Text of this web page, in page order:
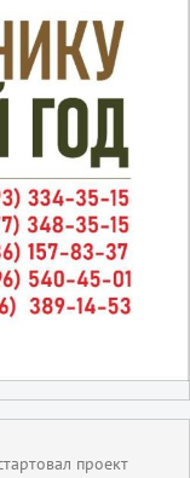
проект